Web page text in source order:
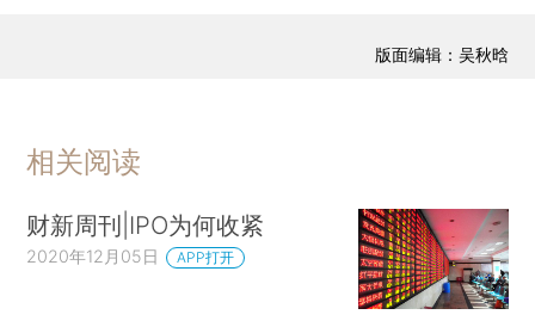
版面编辑：吴秋晗
相关阅读
财新周刊|IPO为何收紧
2020年12月05日 APP打开